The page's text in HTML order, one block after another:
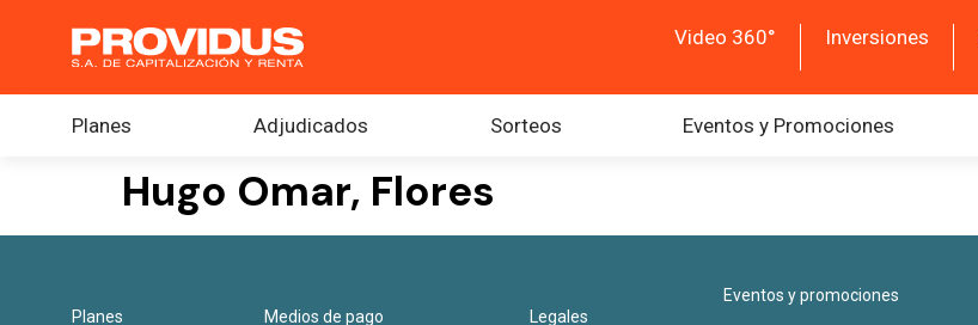
Video 360° Inversiones
Planes Adjudicados Sorteos Eventos y Promociones
Hugo Omar, Flores
Planes Medios de pago Legales
Eventos y promociones